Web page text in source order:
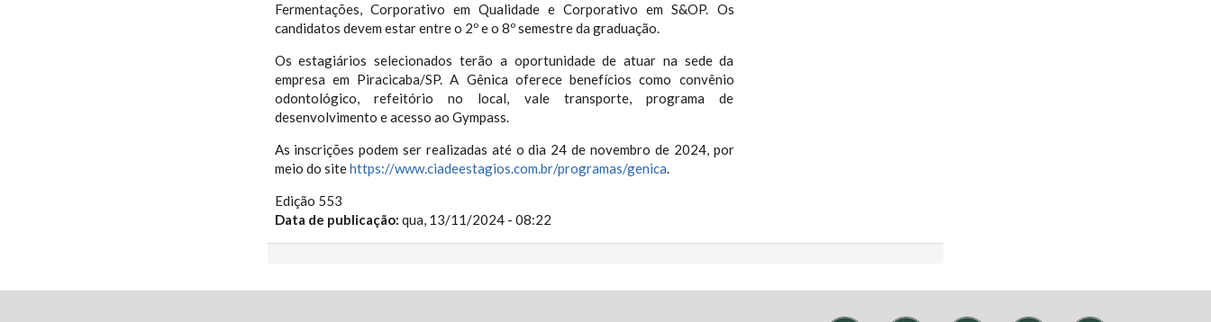
Fermentações, Corporativo em Qualidade e Corporativo em S&OP. Os
candidatos devem estar entre o 2º e o 8º semestre da graduação.
Os estagiários selecionados terão a oportunidade de atuar na sede da
empresa em Piracicaba/SP. A Gênica oferece benefícios como convênio
odontológico, refeitório no local, vale transporte, programa de
desenvolvimento e acesso ao Gympass.
As inscrições podem ser realizadas até o dia 24 de novembro de 2024, por
meio do sitehttps://www.ciadeestagios.com.br/programas/genica.
Edição 553
Data de publicação: qua, 13/11/2024 - 08:22